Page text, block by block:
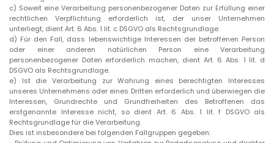
c) Soweit eine Verarbeitung personenbezogener Daten zur Erfüllung einer
rechtlichen Verpflichtung erforderlich ist, der unser Unternehmen
unterliegt, dient Art. 6 Abs. 1 lit. c DSGVO als Rechtsgrundlage.
d) Für den Fall, dass lebenswichtige Interessen der betroffenen Person
oder einer anderen natürlichen Person eine Verarbeitung
personenbezogener Daten erforderlich machen, dient Art. 6 Abs. 1 lit. d
DSGVO als Rechtsgrundlage.
e)
Ist die Verarbeitung zur Wahrung eines berechtigten Interesses
unseres Unternehmens oder eines Dritten erforderlich und überwiegen die
Interessen, Grundrechte und Grundfreiheiten des Betroffenen das
erstgenannte Interesse nicht, so dient Art. 6 Abs. 1 lit. f DSGVO als
Rechtsgrundlage für die Verarbeitung.
Dies ist insbesondere bei folgenden Fallgruppen gegeben: